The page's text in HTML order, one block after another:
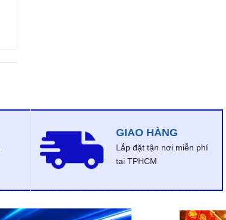
GIAO HÀNG
Lắp đặt tận nơi miễn phí
tại TPHCM